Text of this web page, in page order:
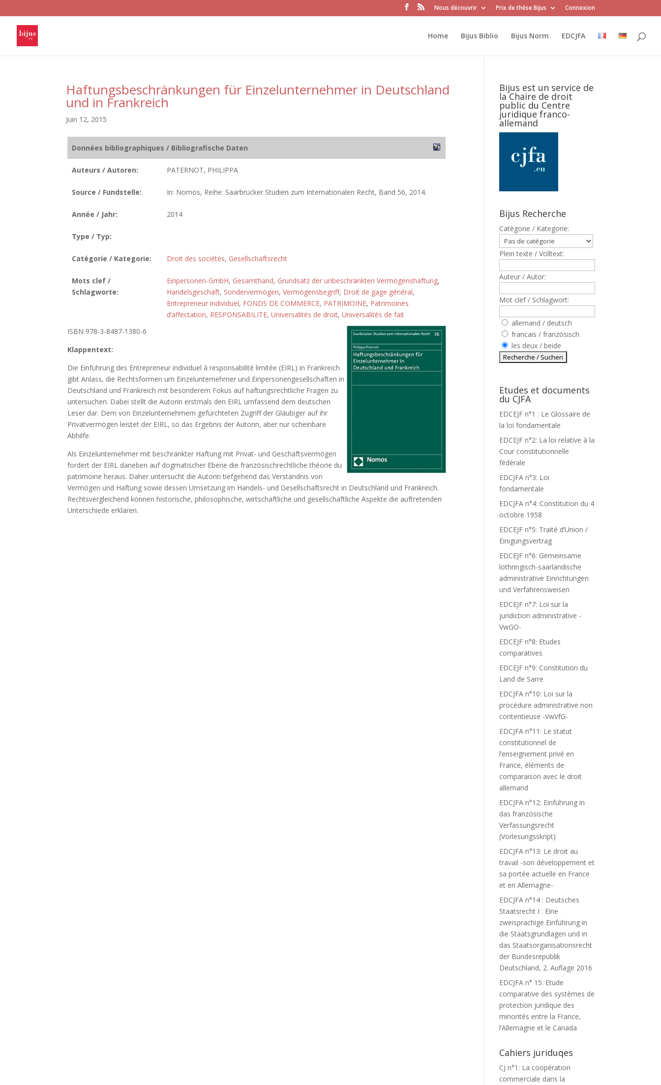
Nous découvrir Prix de thèse Bijus Connexion
Home Bijus Biblio Bijus Norm EDCJFA
Haftungsbeschränkungen für Einzelunternehmer in Deutschland
und in Frankreich
Juin 12, 2015
Données bibliographiques / Bibliografische Daten
Auteurs / Autoren: PATERNOT, PHILIPPA
Source / Fundstelle: In: Nomos, Reihe: Saarbrücker Studien zum Internationalen Recht, Band 56, 2014.
Année / Jahr: 2014
Type / Typ:
Catégorie / Kategorie: Droit des sociétés, Gesellschaftsrecht
Mots clef /
Schlagworte:
Einpersonen-GmbH, Gesamthand, Grundsatz der unbeschränkten Vermögenshaftung,
Handelsgeschäft, Sondervermögen, Vermögensbegriff, Droit de gage général,
Entrepreneur individuel, FONDS DE COMMERCE, PATRIMOINE, Patrimoines
d’affectation, RESPONSABILITE, Universalités de droit, Universalités de fait
ISBN 978-3-8487-1380-6
Klappentext:
Die Einführung des Entrepreneur individuel à responsabilité limitée (EIRL) in Frankreich
gibt Anlass, die Rechtsformen um Einzelunternehmer und Einpersonengesellschaften in
Deutschland und Frankreich mit besonderem Fokus auf haftungsrechtliche Fragen zu
untersuchen. Dabei stellt die Autorin erstmals den EIRL umfassend dem deutschen
Leser dar. Dem von Einzelunternehmern gefürchteten Zugriff der Gläubiger auf ihr
Privatvermögen leistet der EIRL, so das Ergebnis der Autorin, aber nur scheinbare
Abhilfe.
Als Einzelunternehmer mit beschränkter Haftung mit Privat- und Geschäftsvermögen
fordert der EIRL daneben auf dogmatischer Ebene die französischrechtliche théorie du
patrimoine heraus. Daher untersucht die Autorin tiefgehend das Verständnis von
Vermögen und Haftung sowie dessen Umsetzung im Handels- und Gesellschaftsrecht in Deutschland und Frankreich.
Rechtsvergleichend können historische, philosophische, wirtschaftliche und gesellschaftliche Aspekte die auftretenden
Unterschiede erklären.
Bijus est un service de
la Chaire de droit
public du Centre
juridique franco-
allemand
Bijus Recherche
Catègorie / Kategorie:
Plein texte / Volltext:
Auteur / Autor:
Mot clef / Schlagwort:
allemand / deutsch
francais / französisch
les deux / beide
Etudes et documents
du CJFA
EDCEJF n°1 : Le Glossaire de
la loi fondamentale
EDCEJF n°2: La loi relative à la
Cour constitutionnelle
fédérale
EDCJFA n°3: Loi
fondamentale
EDCJFA n°4: Constitution du 4
octobre 1958
EDCEJF n°5: Traité d’Union /
Einigungsvertrag
EDCEJF n°6: Gemeinsame
lothringisch-saarländische
administrative Einrichtungen
und Verfahrensweisen
EDCEJF n°7: Loi sur la
juridiction administrative -
VwGO-
EDCEJF n°8: Etudes
comparatives
EDCEJF n°9: Constitution du
Land de Sarre
EDCJFA n°10: Loi sur la
procédure administrative non
contentieuse -VwVfG-
EDCJFA n°11: Le statut
constitutionnel de
l’enseignement privé en
France, éléments de
comparaison avec le droit
allemand
EDCJFA n°12: Einführung in
das französische
Verfassungsrecht
(Vorlesungsskript)
EDCJFA n°13: Le droit au
travail -son développement et
sa portée actuelle en France
et en Allemagne-
EDCJFA n°14 : Deutsches
Staatsrecht I : Eine
zweisprachige Einführung in
die Staatsgrundlagen und in
das Staatsorganisationsrecht
der Bundesrepublik
Deutschland, 2. Auflage 2016
EDCJFA n° 15: Etude
comparative des systèmes de
protection juridique des
minorités entre la France,
l’Allemagne et le Canada
Cahiers juriduqes
CJ n°1: La coopération
commerciale dans la